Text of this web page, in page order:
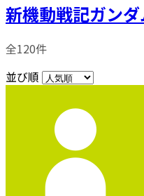
新機動戦記ガン
全120件
並び順